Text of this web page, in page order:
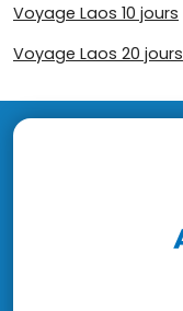
Voyage Laos 10 jours
Voyage Laos 20 jours